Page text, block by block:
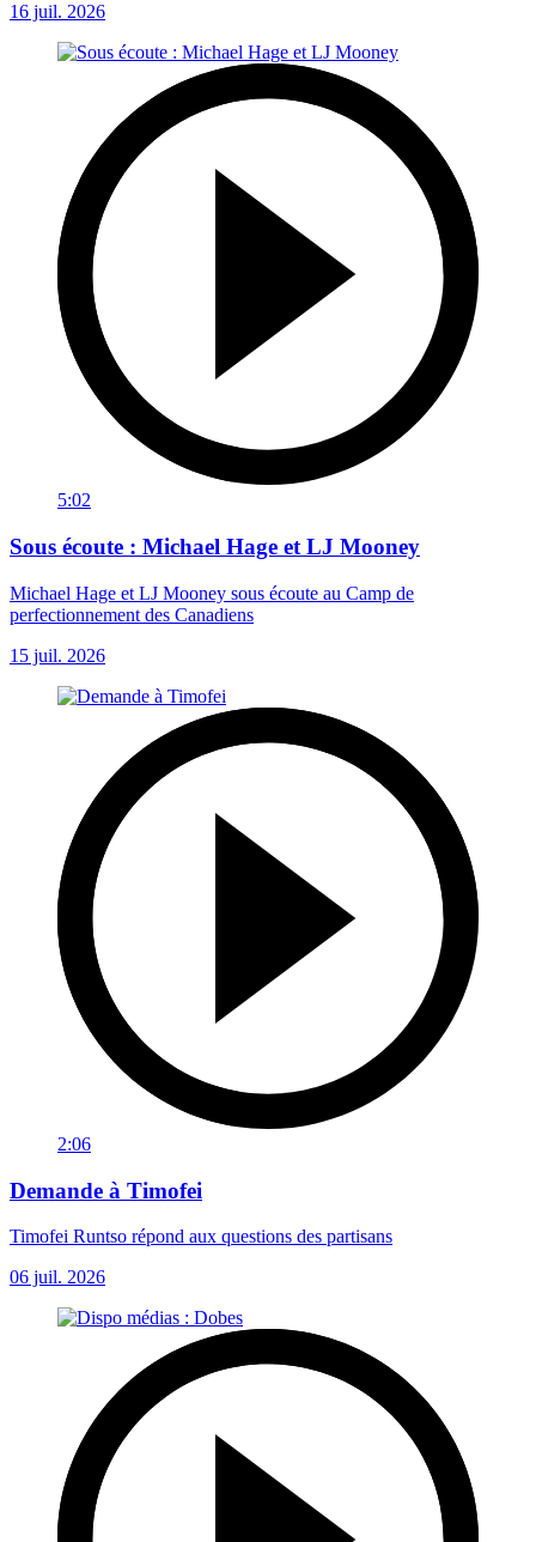
16 juil. 2026
5:02
Sous écoute : Michael Hage et LJ Mooney
Michael Hage et LJ Mooney sous écoute au Camp de
perfectionnement des Canadiens
15 juil. 2026
2:06
Demande à Timofei
Timofei Runtso répond aux questions des partisans
06 juil. 2026